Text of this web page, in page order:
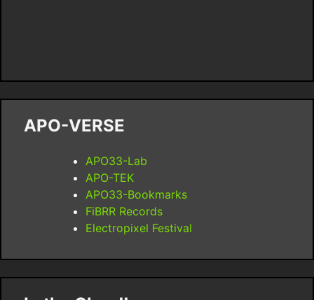
APO-VERSE
APO33-Lab
APO-TEK
APO33-Bookmarks
FiBRR Records
Electropixel Festival